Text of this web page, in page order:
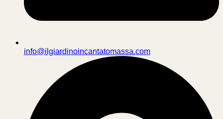
info@ilgiardinoincantatomassa.com